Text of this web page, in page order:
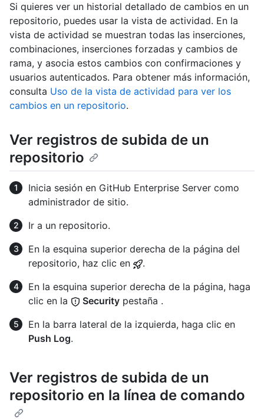
Si quieres ver un historial detallado de cambios en un
repositorio, puedes usar la vista de actividad. En la
vista de actividad se muestran todas las inserciones,
combinaciones, inserciones forzadas y cambios de
rama, y asocia estos cambios con confirmaciones y
usuarios autenticados. Para obtener más información,
consulta Uso de la vista de actividad para ver los
cambios en un repositorio.
Ver registros de subida de un
repositorio
Inicia sesión en GitHub Enterprise Server como
administrador de sitio.
Ir a un repositorio.
En la esquina superior derecha de la página del
repositorio, haz clic en
.
En la esquina superior derecha de la página, haga
clic en la
Security pestaña .
En la barra lateral de la izquierda, haga clic en
Push Log.
Ver registros de subida de un
repositorio en la línea de comando